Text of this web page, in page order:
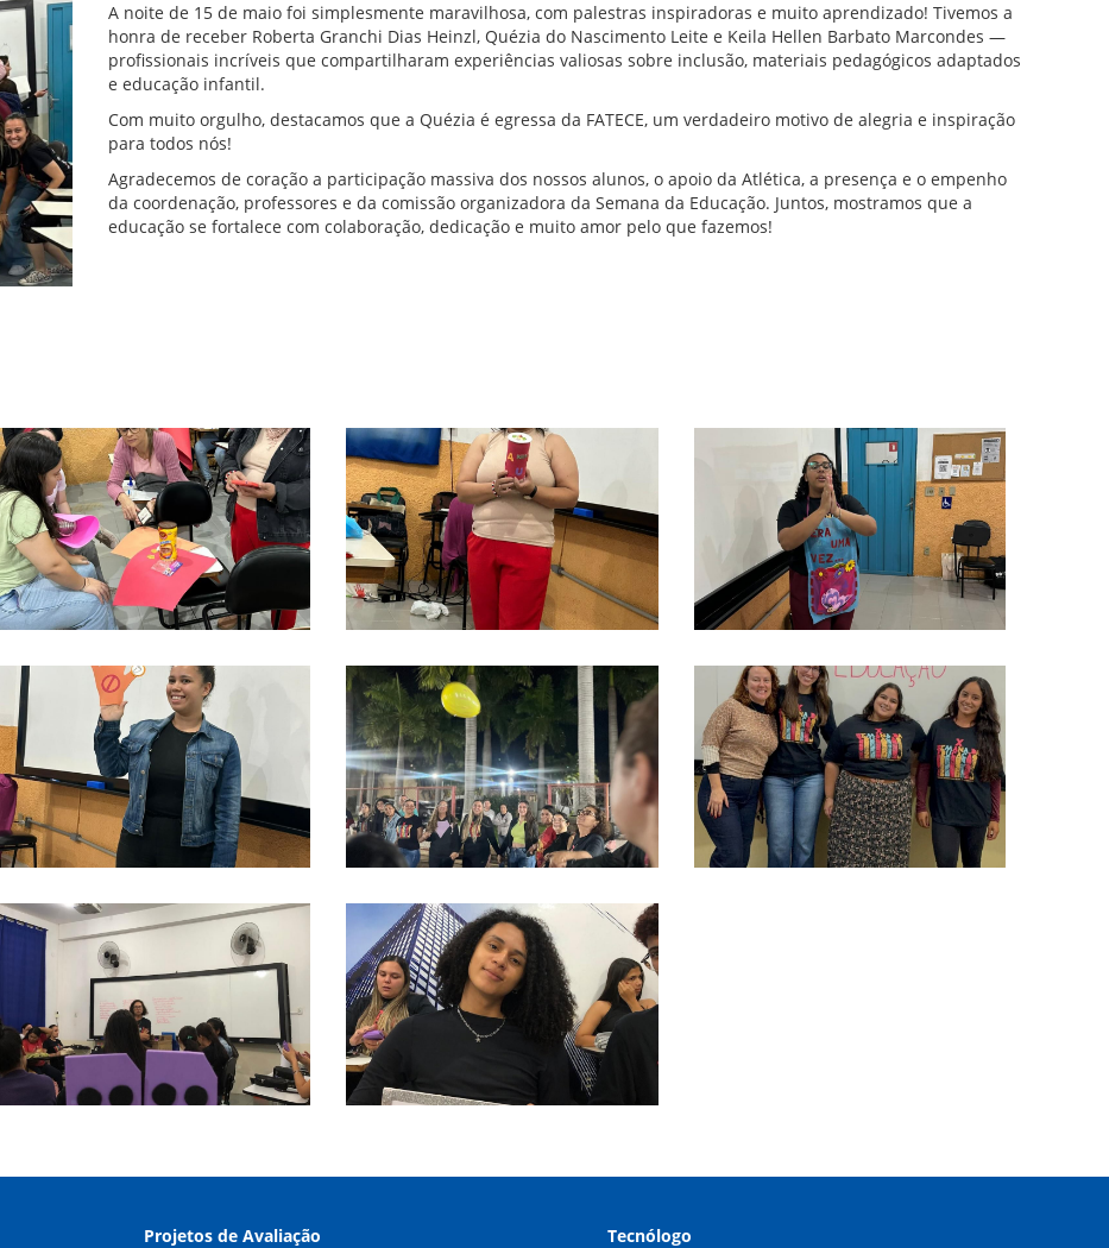
A noite de 15 de maio foi simplesmente maravilhosa, com palestras inspiradoras e muito aprendizado! Tivemos a
honra de receber Roberta Granchi Dias Heinzl, Quézia do Nascimento Leite e Keila Hellen Barbato Marcondes —
profissionais incríveis que compartilharam experiências valiosas sobre inclusão, materiais pedagógicos adaptados
e educação infantil.
Com muito orgulho, destacamos que a Quézia é egressa da FATECE, um verdadeiro motivo de alegria e inspiração
para todos nós!
Agradecemos de coração a participação massiva dos nossos alunos, o apoio da Atlética, a presença e o empenho
da coordenação, professores e da comissão organizadora da Semana da Educação. Juntos, mostramos que a
educação se fortalece com colaboração, dedicação e muito amor pelo que fazemos!
Projetos de Avaliação Tecnólogo